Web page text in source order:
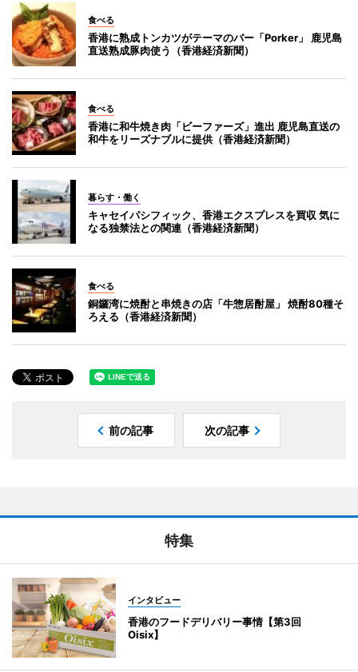
食べる
香港に熟成トンカツがテーマのバー「Porker」 鹿児島
直送熟成豚肉使う（香港経済新聞）
食べる
香港に和牛焼き肉「ビーファーズ」進出 鹿児島直送の
和牛をリーズナブルに提供（香港経済新聞）
暮らす・働く
キャセイパシフィック、香港エクスプレスを買収 気に
なる独禁法との関連（香港経済新聞）
食べる
銅鑼湾に焼酎と串焼きの店「牛惣居酎屋」 焼酎80種そ
ろえる（香港経済新聞）
前の記事 次の記事
特集
インタビュー
香港のフードデリバリー事情【第3回
Oisix】